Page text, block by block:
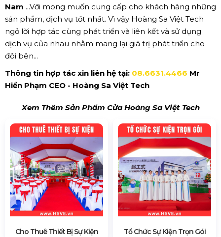
Nam ...Với mong muốn cung cấp cho khách hàng những
sản phẩm, dịch vụ tốt nhất. Vì vậy Hoàng Sa Việt Tech
ngỏ lời hợp tác cùng phát triển và liên kết và sử dụng
dịch vụ của nhau nhằm mang lại giá trị phát triển cho
đôi bên...
Thông tin hợp tác xin liên hệ tại: 08.6631.4466 Mr
Hiền Phạm CEO - Hoàng Sa Việt Tech
Xem Thêm Sản Phẩm Cửa Hoàng Sa Việt Tech
Cho Thuê Thiết Bị Sự Kiện Tổ Chức Sự Kiện Trọn Gói